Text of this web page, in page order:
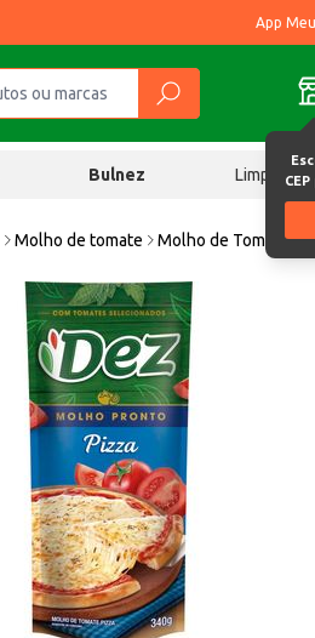
App
Bulnez Limpeza
Molho de tomate Molho de Tomate